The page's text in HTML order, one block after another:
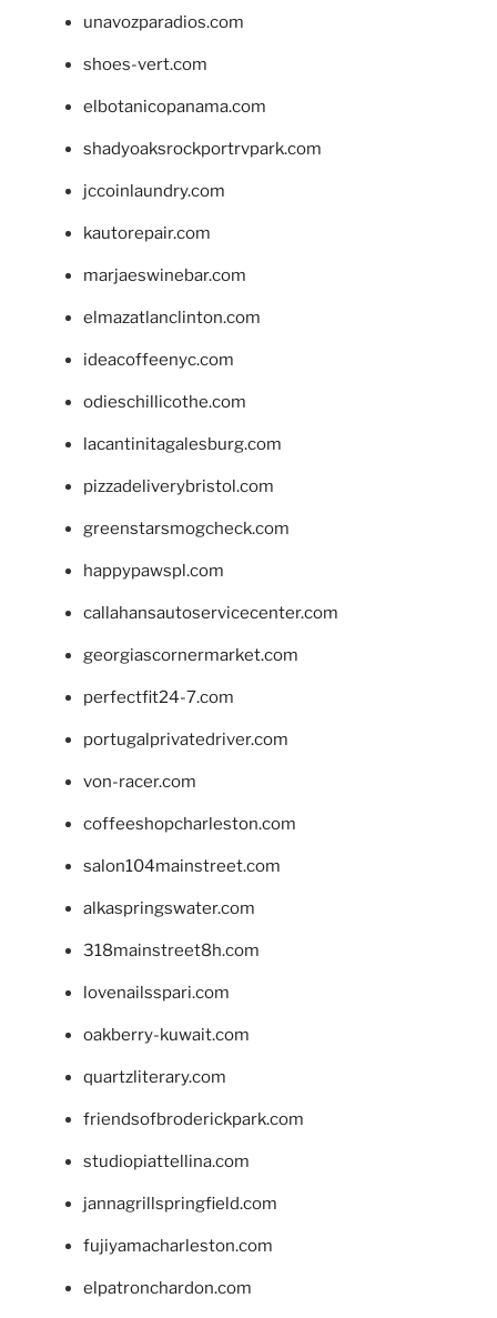
unavozparadios.com
shoes-vert.com
elbotanicopanama.com
shadyoaksrockportrvpark.com
jccoinlaundry.com
kautorepair.com
marjaeswinebar.com
elmazatlanclinton.com
ideacoffeenyc.com
odieschillicothe.com
lacantinitagalesburg.com
pizzadeliverybristol.com
greenstarsmogcheck.com
happypawspl.com
callahansautoservicecenter.com
georgiascornermarket.com
perfectfit24-7.com
portugalprivatedriver.com
von-racer.com
coffeeshopcharleston.com
salon104mainstreet.com
alkaspringswater.com
318mainstreet8h.com
lovenailsspari.com
oakberry-kuwait.com
quartzliterary.com
friendsofbroderickpark.com
studiopiattellina.com
jannagrillspringfield.com
fujiyamacharleston.com
elpatronchardon.com